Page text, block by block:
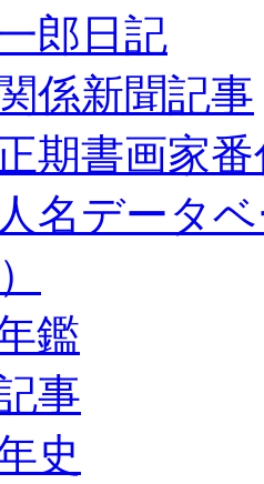
郎日記
係新聞記事
期書画家
名データ
鑑
事
史